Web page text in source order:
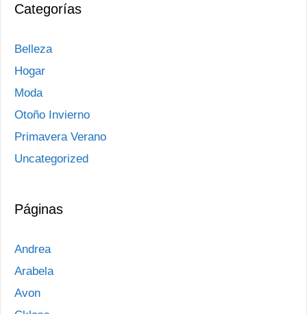
Categorías
Belleza
Hogar
Moda
Otoño Invierno
Primavera Verano
Uncategorized
Páginas
Andrea
Arabela
Avon